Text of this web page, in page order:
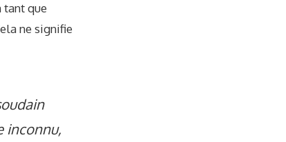
tant que
ne signifie
inconnu,